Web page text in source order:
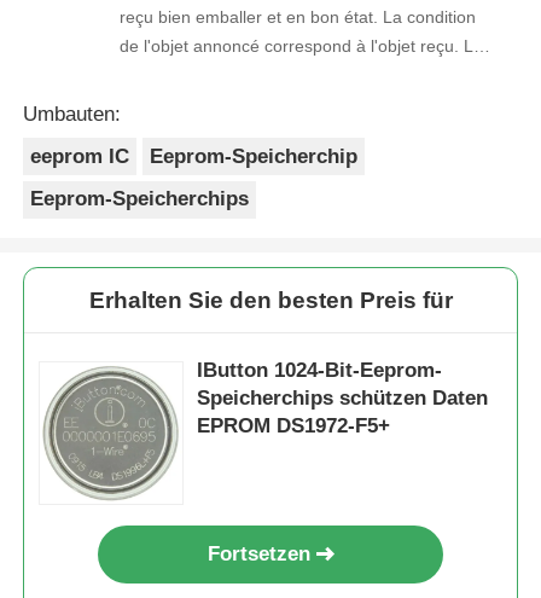
reçu bien emballer et en bon état. La condition
de l'objet annoncé correspond à l'objet reçu. Le
Umbauten:
eeprom IC
Eeprom-Speicherchip
Eeprom-Speicherchips
Erhalten Sie den besten Preis für
IButton 1024-Bit-Eeprom-
Speicherchips schützen Daten
EPROM DS1972-F5+
Fortsetzen